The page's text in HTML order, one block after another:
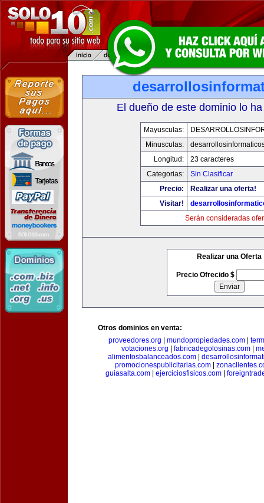
El dueño de este dominio lo
Mayusculas:
Minusculas:
Longitud:
23 caracteres
Categorias:
Sin Clasificar
Precio:
Realizar una oferta!
Visitar!
Serán consideradas
Realizar una Oferta
Precio Ofrecido $
Otros dominios en venta:
proveedores.org
mundopropiedades.com|
votaciones.org
fabricadegolosinas.com
alimentosbalanceados.com
promocionespublicitarias.com|
guiasalta.com
ejerciciosfisicos.com